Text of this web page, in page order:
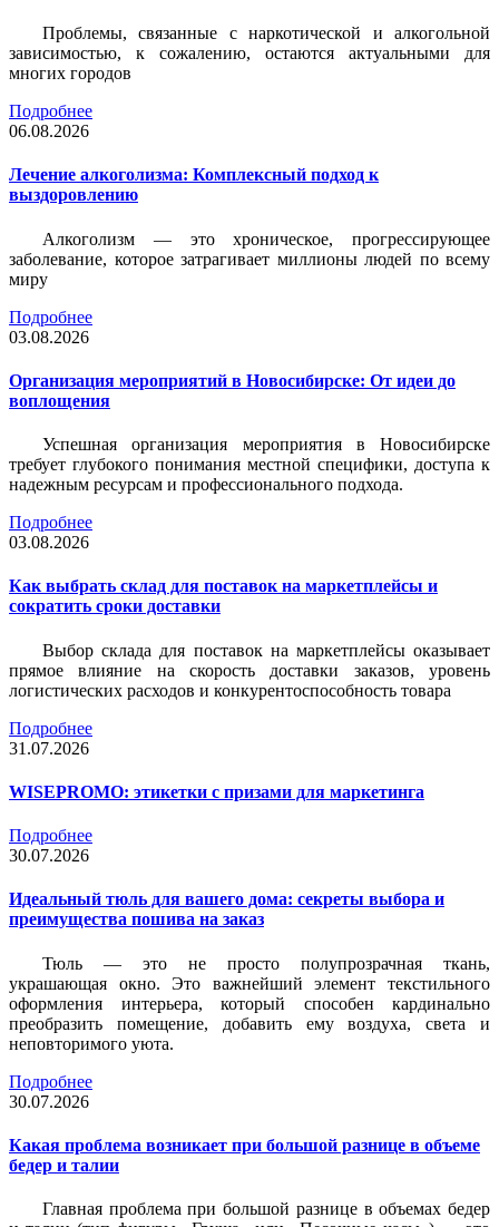
Проблемы, связанные с наркотической и алкогольной
зависимостью, к сожалению, остаются актуальными для
многих городов
Подробнее
06.08.2026
Лечение алкоголизма: Комплексный подход к
выздоровлению
Алкоголизм — это хроническое, прогрессирующее
заболевание, которое затрагивает миллионы людей по всему
миру
Подробнее
03.08.2026
Организация мероприятий в Новосибирске: От идеи до
воплощения
Успешная организация мероприятия в Новосибирске
требует глубокого понимания местной специфики, доступа к
надежным ресурсам и профессионального подхода.
Подробнее
03.08.2026
Как выбрать склад для поставок на маркетплейсы и
сократить сроки доставки
Выбор склада для поставок на маркетплейсы оказывает
прямое влияние на скорость доставки заказов, уровень
логистических расходов и конкурентоспособность товара
Подробнее
31.07.2026
WISEPROMO: этикетки с призами для маркетинга
Подробнее
30.07.2026
Идеальный тюль для вашего дома: секреты выбора и
преимущества пошива на заказ
Тюль — это не просто полупрозрачная ткань,
украшающая окно. Это важнейший элемент текстильного
оформления интерьера, который способен кардинально
преобразить помещение, добавить ему воздуха, света и
неповторимого уюта.
Подробнее
30.07.2026
Какая проблема возникает при большой разнице в объеме
бедер и талии
Главная проблема при большой разнице в объемах бедер